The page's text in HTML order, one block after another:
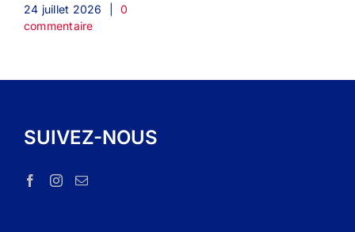
24 juillet 2026
0
commentaire
SUIVEZ-NOUS